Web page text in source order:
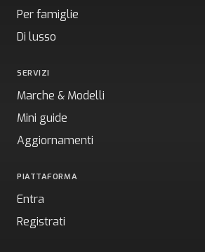
Per famiglie
Di lusso
SERVIZI
Marche & Modelli
Mini guide
Aggiornamenti
PIATTAFORMA
Entra
Registrati